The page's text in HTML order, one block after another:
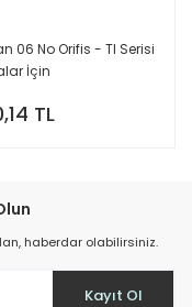
06 No Orifis - TI Serisi
İçin
TL
haberdar olabilirsiniz.
Kayıt Ol